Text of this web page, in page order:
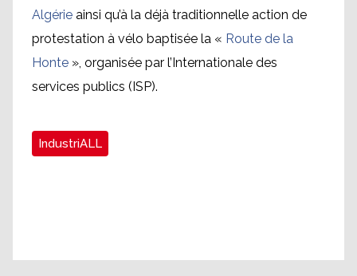
Algérie ainsi qu’à la déjà traditionnelle action de
protestation à vélo baptisée la « Route de la
Honte », organisée par l’Internationale des
services publics (ISP).
IndustriALL